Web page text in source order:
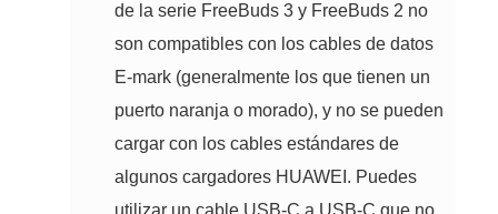
de la serie FreeBuds 3 y FreeBuds 2 no
son compatibles con los cables de datos
E-mark (generalmente los que tienen un
puerto naranja o morado), y no se pueden
cargar con los cables estándares de
algunos cargadores HUAWEI. Puedes
utilizar un cable USB-C a USB-C que no